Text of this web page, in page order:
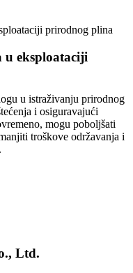
u eksploataciji
u istraživanju prirodnog
i osiguravajući
mogu poboljšati
troškove održavanja i
Ltd.